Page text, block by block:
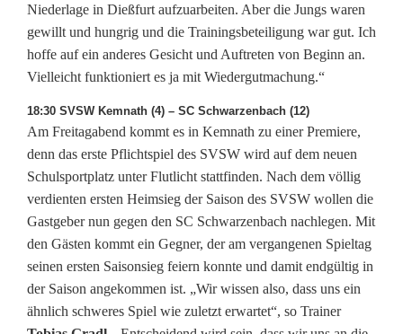
n
T
a
b
e
l
l
e
n
f
Niederlage in Dießfurt aufzuarbeiten. Aber die Jungs waren
gewillt und hungrig und die Trainingsbeteiligung war gut. Ich
hoffe auf ein anderes Gesicht und Auftreten von Beginn an.
Vielleicht funktioniert es ja mit Wiedergutmachung.“
18:30 SVSW Kemnath (4) – SC Schwarzenbach (12)
Am Freitagabend kommt es in Kemnath zu einer Premiere,
denn das erste Pflichtspiel des SVSW wird auf dem neuen
Schulsportplatz unter Flutlicht stattfinden. Nach dem völlig
verdienten ersten Heimsieg der Saison des SVSW wollen die
Gastgeber nun gegen den SC Schwarzenbach nachlegen. Mit
den Gästen kommt ein Gegner, der am vergangenen Spieltag
seinen ersten Saisonsieg feiern konnte und damit endgültig in
der Saison angekommen ist. „Wir wissen also, dass uns ein
ähnlich schweres Spiel wie zuletzt erwartet“, so Trainer